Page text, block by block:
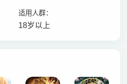
适用人群：
18岁以上